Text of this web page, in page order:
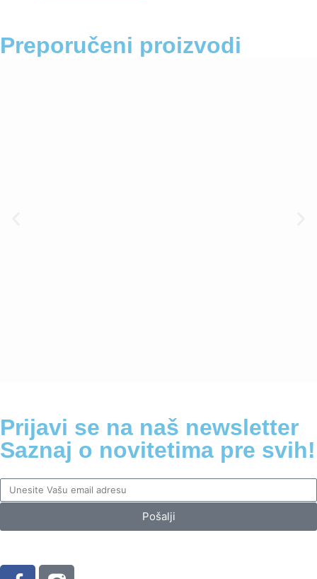
Preporučeni proizvodi
Prijavi se na naš newsletter
Saznaj o novitetima pre svih!
Pošalji